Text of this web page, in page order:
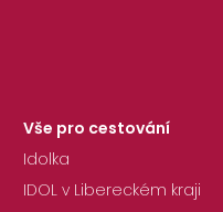
Vše pro cestování
Idolka
IDOL v Libereckém kraji